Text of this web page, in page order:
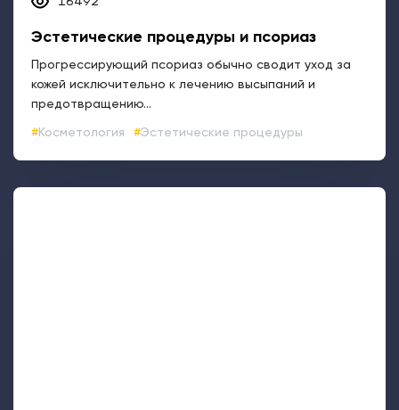
Эстетические процедуры и псориаз
Прогрессирующий псориаз обычно сводит уход за
кожей исключительно к лечению высыпаний и
предотвращению...
Косметология Эстетические процедуры